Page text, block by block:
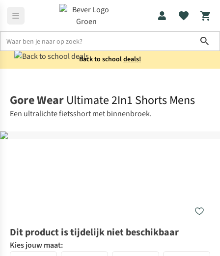
Back to schooldeals!
Gore Wear Ultimate 2In1 Shorts Mens
Een ultralichte fietsshort met binnenbroek.
Dit product is tijdelijk niet beschikbaar
Kies jouw maat: